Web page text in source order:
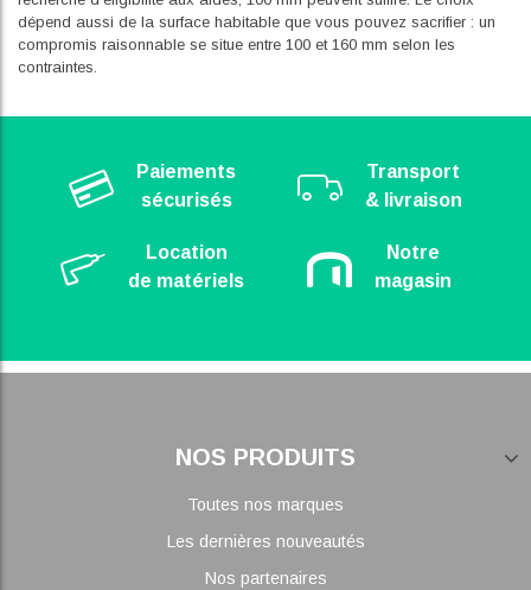
dépend aussi de la surface habitable que vous pouvez sacrifier : un
compromis raisonnable se situe entre 100 et 160 mm selon les
contraintes.
Paiements
sécurisés
Transport
& livraison
Location
de matériels
Notre
magasin
NOS PRODUITS
Toutes nos marques
Les dernières nouveautés
Nos partenaires